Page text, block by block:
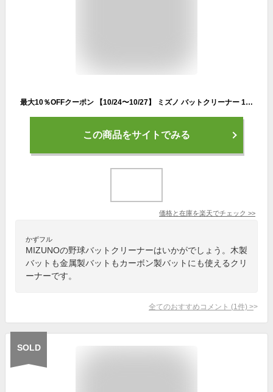
最大10％OFFクーポン 【10/24〜10/27】 ミズノ バットクリーナー 1GJYA39000 野球 バットメンテナンス用品 野球バット 木製バット 金属製バット カーボン製バット クリーナー MIZUNO
この商品をサイトでみる
価格と在庫を楽天でチェック >>
かずフル
MIZUNOの野球バットクリーナーはいかがでしょう。木製
バットも金属製バットもカーボン製バットにも使えるクリ
ーナーです。
全てのおすすめコメント (1 件) >
SOLD